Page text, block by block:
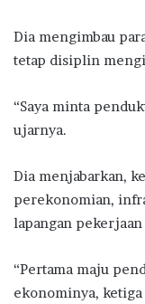
Dia mengimbau
tetap disiplin
“Saya minta
ujarnya.
Dia menjabarkan,
perekonomian,
lapangan pekerjaan
“Pertama maju
ekonominya,